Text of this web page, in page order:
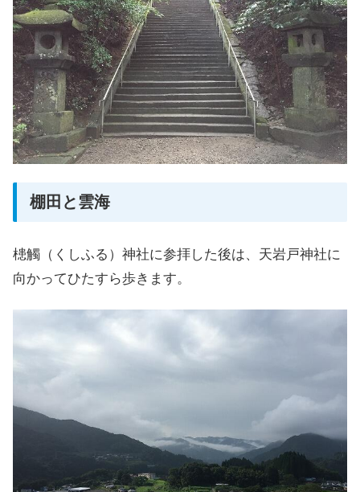
棚田と雲海
槵觸（くしふる）神社に参拝した後は、天岩戸神社に
向かってひたすら歩きます。